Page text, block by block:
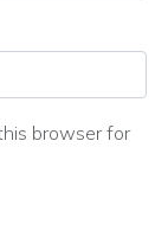
browser for